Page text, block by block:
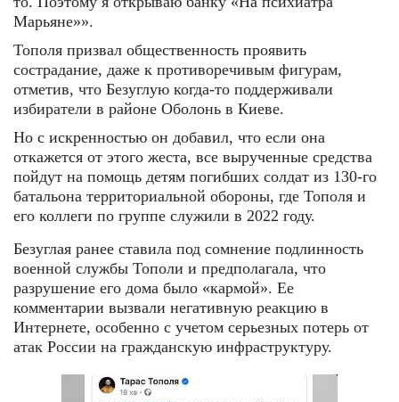
Марьяне»».
Тополя призвал общественность проявить
сострадание, даже к противоречивым фигурам,
отметив, что Безуглую когда-то поддерживали
избиратели в районе Оболонь в Киеве.
Но с искренностью он добавил, что если она
откажется от этого жеста, все вырученные средства
пойдут на помощь детям погибших солдат из 130-го
батальона территориальной обороны, где Тополя и
его коллеги по группе служили в 2022 году.
Безуглая ранее ставила под сомнение подлинность
военной службы Тополи и предполагала, что
разрушение его дома было «кармой». Ее
комментарии вызвали негативную реакцию в
Интернете, особенно с учетом серьезных потерь от
атак России на гражданскую инфраструктуру.